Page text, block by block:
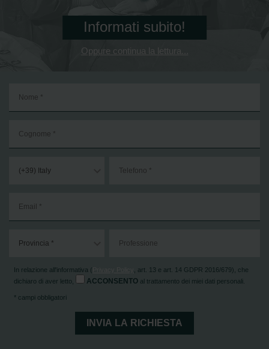
Informati subito!
Oppure continua la lettura...
In relazione all'informativa (
, art. 13 e art. 14 GDPR 2016/679), che
dichiaro di aver letto,
ACCONSENTO al trattamento dei miei dati personali.
* campi obbligatori